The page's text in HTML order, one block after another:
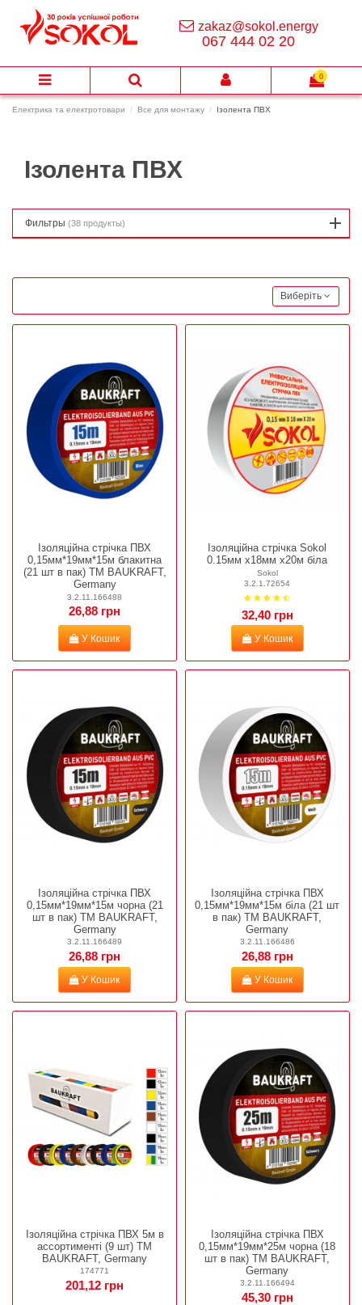
Електрика та електротовари Все для монтажу Ізолента ПВХ
Ізолента ПВХ
Виберіть
Ізоляційна стрічка ПВХ
0,15мм*19мм*15м блакитна
(21 шт в пак) TM BAUKRAFT,
Germany
3.2.11.166488
26,88 грн
У Кошик
Ізоляційна стрічка Sokol
0.15мм х18мм х20м біла
Sokol
3.2.1.72654
32,40 грн
У Кошик
Ізоляційна стрічка ПВХ
0,15мм*19мм*15м чорна (21
шт в пак) TM BAUKRAFT,
Germany
3.2.11.166489
26,88 грн
У Кошик
Ізоляційна стрічка ПВХ
0,15мм*19мм*15м біла (21 шт
в пак) TM BAUKRAFT,
Germany
3.2.11.166486
26,88 грн
У Кошик
Ізоляційна стрічка ПВХ 5м в
ассортименті (9 шт) TM
BAUKRAFT, Germany
174771
201,12 грн
Ізоляційна стрічка ПВХ
0,15мм*19мм*25м чорна (18
шт в пак) TM BAUKRAFT,
Germany
3.2.11.166494
45,30 грн
Фильтры (38 продукты)
zakaz@sokol.energy
067 444 02 20
0